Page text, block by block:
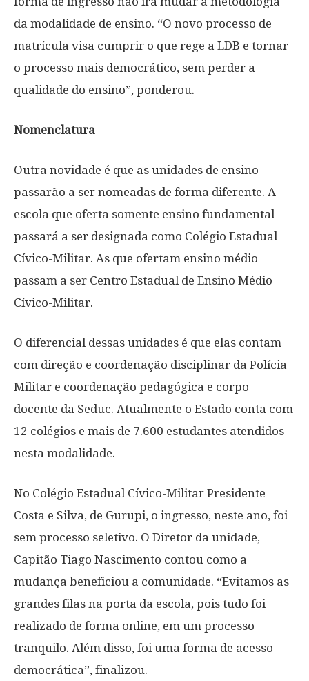
da modalidade de ensino. “O novo processo de
matrícula visa cumprir o que rege a LDB e tornar
o processo mais democrático, sem perder a
qualidade do ensino”, ponderou.
Nomenclatura
Outra novidade é que as unidades de ensino
passarão a ser nomeadas de forma diferente. A
escola que oferta somente ensino fundamental
passará a ser designada como Colégio Estadual
Cívico-Militar. As que ofertam ensino médio
passam a ser Centro Estadual de Ensino Médio
Cívico-Militar.
O diferencial dessas unidades é que elas contam
com direção e coordenação disciplinar da Polícia
Militar e coordenação pedagógica e corpo
docente da Seduc. Atualmente o Estado conta com
12 colégios e mais de 7.600 estudantes atendidos
nesta modalidade.
No Colégio Estadual Cívico-Militar Presidente
Costa e Silva, de Gurupi, o ingresso, neste ano, foi
sem processo seletivo. O Diretor da unidade,
Capitão Tiago Nascimento contou como a
mudança beneficiou a comunidade. “Evitamos as
grandes filas na porta da escola, pois tudo foi
realizado de forma online, em um processo
tranquilo. Além disso, foi uma forma de acesso
democrática”, finalizou.